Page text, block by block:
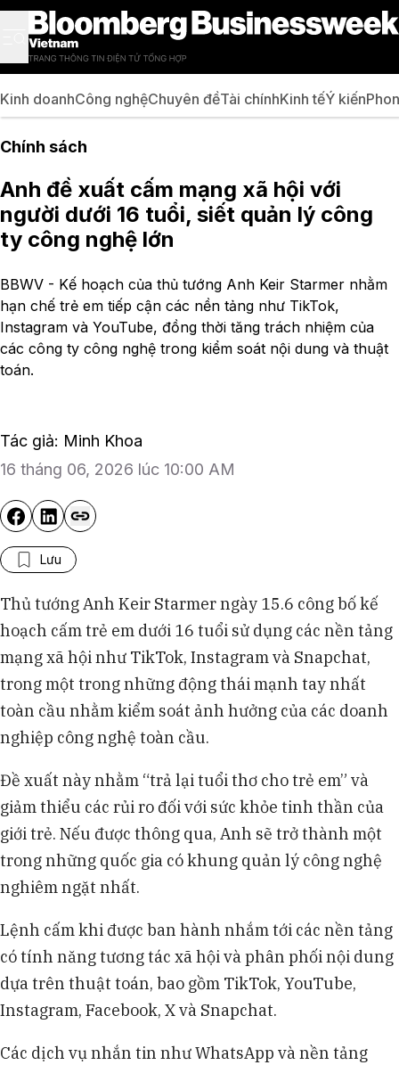
Kinh doanhCông nghệChuyên đềTài chínhKinh tếÝ kiến
Chính sách
Anh đề xuất cấm mạng xã hội với
người dưới 16 tuổi, siết quản lý công
ty công nghệ lớn
BBWV - Kế hoạch của thủ tướng Anh Keir Starmer nhằm
hạn chế trẻ em tiếp cận các nền tảng như TikTok,
Instagram và YouTube, đồng thời tăng trách nhiệm của
các công ty công nghệ trong kiểm soát nội dung và thuật
toán.
Tác giả: Minh Khoa
16 tháng 06, 2026 lúc 10:00 AM
Lưu
Thủ tướng Anh Keir Starmer ngày 15.6 công bố kế
hoạch cấm trẻ em dưới 16 tuổi sử dụng các nền tảng
mạng xã hội như TikTok, Instagram và Snapchat,
trong một trong những động thái mạnh tay nhất
toàn cầu nhằm kiểm soát ảnh hưởng của các doanh
nghiệp công nghệ toàn cầu.
Đề xuất này nhằm “trả lại tuổi thơ cho trẻ em” và
giảm thiểu các rủi ro đối với sức khỏe tinh thần của
giới trẻ. Nếu được thông qua, Anh sẽ trở thành một
trong những quốc gia có khung quản lý công nghệ
nghiêm ngặt nhất.
Lệnh cấm khi được ban hành nhắm tới các nền tảng
có tính năng tương tác xã hội và phân phối nội dung
dựa trên thuật toán, bao gồm TikTok, YouTube,
Instagram, Facebook, X và Snapchat.
Các dịch vụ nhắn tin như WhatsApp và nền tảng